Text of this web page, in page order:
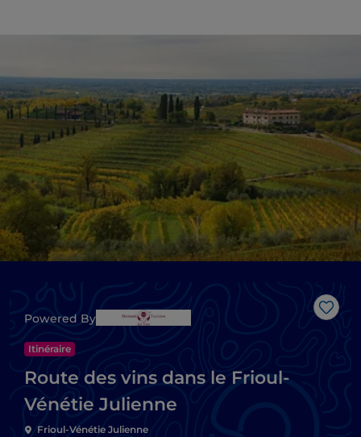
Powered By
Itinéraire
Route des vins dans le Frioul-
Vénétie Julienne
Frioul-Vénétie Julienne